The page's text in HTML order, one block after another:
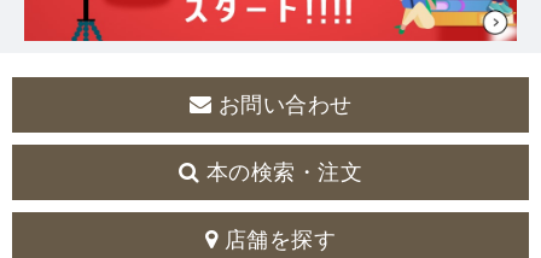
お問い合わせ
本の検索・注文
店舗を探す